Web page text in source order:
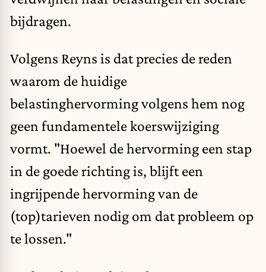
bijdragen.
Volgens Reyns is dat precies de reden
waarom de huidige
belastinghervorming volgens hem nog
geen fundamentele koerswijziging
vormt. "Hoewel de hervorming een stap
in de goede richting is, blijft een
ingrijpende hervorming van de
(top)tarieven nodig om dat probleem op
te lossen."